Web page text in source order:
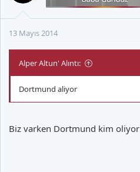
13 Mayıs 2014
Alper Altun' Alıntı:
Dortmund aliyor
Biz varken Dortmund kim oliyor